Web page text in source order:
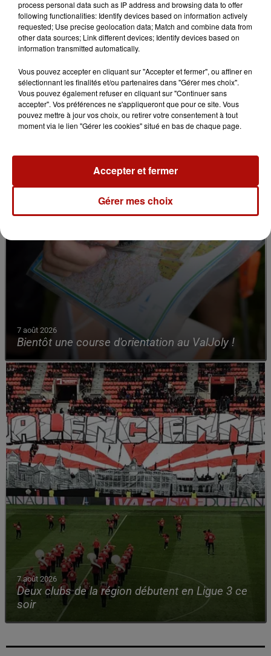
7 août 2026
Le Jardin des plantes veut devenir Jardin
botanique
7 août 2026
Bientôt une course d'orientation au ValJoly !
7 août 2026
Deux clubs de la région débutent en Ligue 3 ce
soir
process personal data such as IP address and browsing data to offer
following functionalities: Identify devices based on information actively
requested; Use precise geolocation data; Match and combine data from
other data sources; Link different devices; Identify devices based on
information transmitted automatically.
Vous pouvez accepter en cliquant sur "Accepter et fermer", ou affiner en
sélectionnant les finalités et/ou partenaires dans "Gérer mes choix".
Vous pouvez également refuser en cliquant sur "Continuer sans
accepter". Vos préférences ne s'appliqueront que pour ce site. Vous
pouvez mettre à jour vos choix, ou retirer votre consentement à tout
moment via le lien "Gérer les cookies" situé en bas de chaque page.
Gérer mes choix
Accepter et fermer